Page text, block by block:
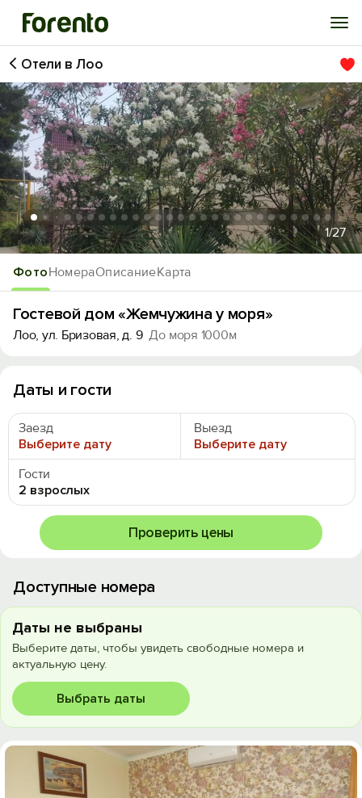
Войти
Избранное
История просмотра
Добавить свой объект
ФотоНомераОписаниеКарта
Отели в Лоо
1/27
Гостевой дом «Жемчужина у моря»
Лоо, ул. Бризовая, д. 9 До моря 1000м
Даты и гости
Заезд
Выберите дату
Выезд
Выберите дату
Гости
2 взрослых
Проверить цены
Доступные номера
Даты не выбраны
Выберите даты, чтобы увидеть свободные номера и
актуальную цену.
Выбрать даты